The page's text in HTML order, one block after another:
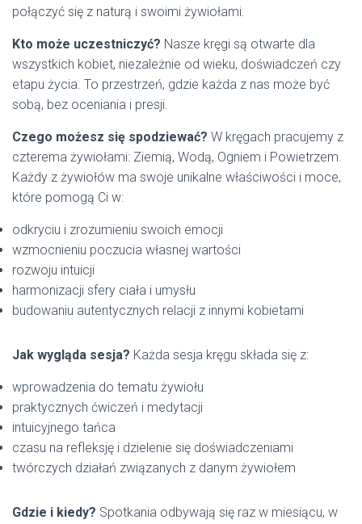
połączyć się z naturą i swoimi żywiołami.
Kto może uczestniczyć? Nasze kręgi są otwarte dla
wszystkich kobiet, niezależnie od wieku, doświadczeń czy
etapu życia. To przestrzeń, gdzie każda z nas może być
sobą, bez oceniania i presji.
Czego możesz się spodziewać? W kręgach pracujemy z
czterema żywiołami: Ziemią, Wodą, Ogniem i Powietrzem.
Każdy z żywiołów ma swoje unikalne właściwości i moce,
które pomogą Ci w:
odkryciu i zrozumieniu swoich emocji
wzmocnieniu poczucia własnej wartości
rozwoju intuicji
harmonizacji sfery ciała i umysłu
budowaniu autentycznych relacji z innymi kobietami
Jak wygląda sesja? Każda sesja kręgu składa się z:
wprowadzenia do tematu żywiołu
praktycznych ćwiczeń i medytacji
intuicyjnego tańca
czasu na refleksję i dzielenie się doświadczeniami
twórczych działań związanych z danym żywiołem
Gdzie i kiedy? Spotkania odbywają się raz w miesiącu, w